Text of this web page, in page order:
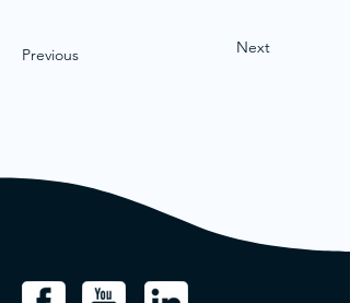
Previous Next